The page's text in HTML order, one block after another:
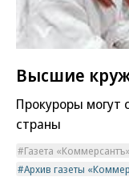
Высшие
Прокуроры могут
страны
Газета
Архив газеты